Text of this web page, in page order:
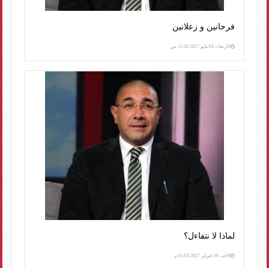
فرحانين و زعلانين
الأربعاء، 03 مايو 2017 11:34 ص
لماذا لا نتفاءل؟
الأحد، 19 فبراير 2017 01:03 م